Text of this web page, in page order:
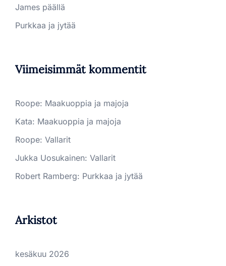
James päällä
Purkkaa ja jytää
Viimeisimmät kommentit
Roope: Maakuoppia ja majoja
Kata: Maakuoppia ja majoja
Roope: Vallarit
Jukka Uosukainen: Vallarit
Robert Ramberg: Purkkaa ja jytää
Arkistot
kesäkuu 2026